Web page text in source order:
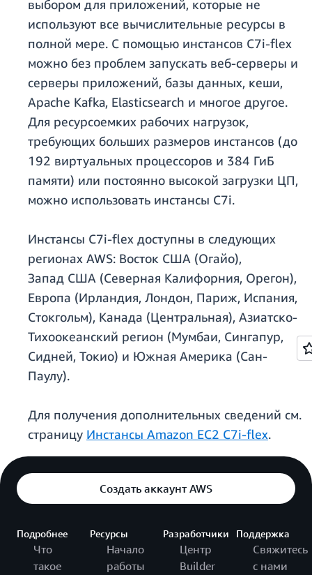
выбором для приложений, которые не
используют все вычислительные ресурсы в
полной мере. С помощью инстансов C7i-flex
можно без проблем запускать веб-серверы и
серверы приложений, базы данных, кеши,
Apache Kafka, Elasticsearch и многое другое.
Для ресурсоемких рабочих нагрузок,
требующих больших размеров инстансов (до
192 виртуальных процессоров и 384 ГиБ
памяти) или постоянно высокой загрузки ЦП,
можно использовать инстансы C7i.
Инстансы C7i-flex доступны в следующих
регионах AWS: Восток США (Огайо),
Запад США (Северная Калифорния, Орегон),
Европа (Ирландия, Лондон, Париж, Испания,
Стокгольм), Канада (Центральная), Азиатско-
Тихоокеанский регион (Мумбаи, Сингапур,
Сидней, Токио) и Южная Америка (Сан-
Паулу).
Для получения дополнительных сведений см.
страницу Инстансы Amazon EC2 C7i-flex.
Создать аккаунт AWS
Подробнее
Что
такое
Ресурсы
Начало
работы
Разработчики
Центр
Builder
Поддержка
Свяжитесь
с нами